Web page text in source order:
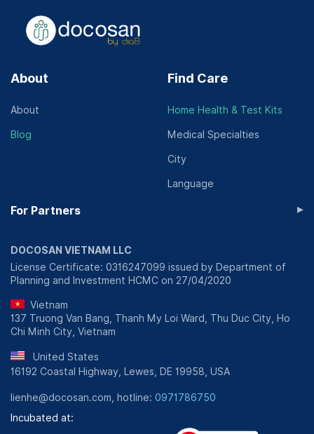
About
About
Blog
Find Care
Home Health & Test Kits
Medical Specialties
City
Language
For Partners ▸
DOCOSAN VIETNAM LLC
License Certificate: 0316247099 issued by Department of
Planning and Investment HCMC on 27/04/2020
Vietnam
137 Truong Van Bang, Thanh My Loi Ward, Thu Duc City, Ho
Chi Minh City, Vietnam
United States
16192 Coastal Highway, Lewes, DE 19958, USA
lienhe@docosan.com, hotline: 0971786750
Incubated at: